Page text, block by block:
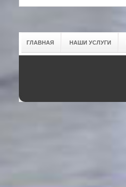
ГЛАВНАЯ НАШИ УСЛУГИ